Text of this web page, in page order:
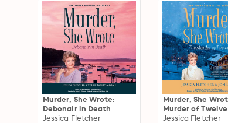
Murder, She Wrote:
Debonair in Death
Jessica Fletcher
Murder, She
Murder of Twelve
Jessica Fletcher